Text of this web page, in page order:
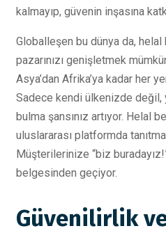
kalmayıp, güvenin inşasına
Globalleşen bu dünya da,
pazarınızı genişletmek
Asya’dan Afrika’ya kadar her
Sadece kendi ülkenizde değil,
bulma şansınız artıyor. Helal
uluslararası platformda
Müşterilerinize “biz
belgesinden geçiyor.
Güvenilirlik